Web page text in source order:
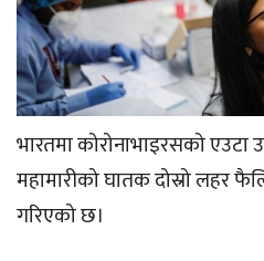
भारतमा कोरोनाभाइरसको एउटा
महामारीको घातक दोस्रो लहर
गरिएको छ।